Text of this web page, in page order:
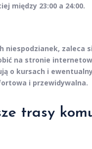
między 23:00 a 24:00.
niespodzianek, zaleca
na stronie
o kursach i
i przewidywalna.
trasy